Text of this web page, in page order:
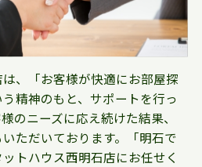
、「お客様が快適にお部屋探
精神のもと、サポートを行っ
のニーズに応え続けた結果、
ただいております。「明石で
トハウス西明石店にお任せく